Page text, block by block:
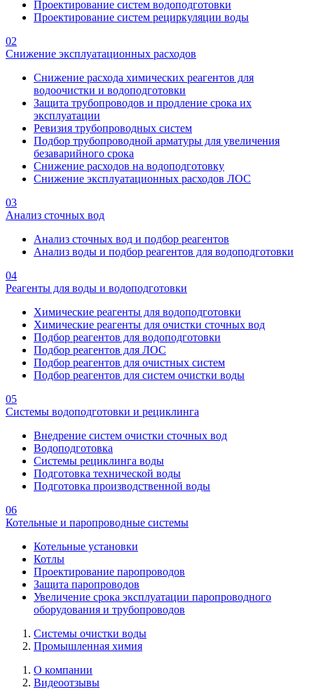
Проектирование систем водоподготовки
Проектирование систем рециркуляции воды
02
Снижение эксплуатационных расходов
Снижение расхода химических реагентов для
водоочистки и водоподготовки
Защита трубопроводов и продление срока их
эксплуатации
Ревизия трубопроводных систем
Подбор трубопроводной арматуры для увеличения
безаварийного срока
Снижение расходов на водоподготовку
Снижение эксплуатационных расходов ЛОС
03
Анализ сточных вод
Анализ сточных вод и подбор реагентов
Анализ воды и подбор реагентов для водоподготовки
04
Реагенты для воды и водоподготовки
Химические реагенты для водоподготовки
Химические реагенты для очистки сточных вод
Подбор реагентов для водоподготовки
Подбор реагентов для ЛОС
Подбор реагентов для очистных систем
Подбор реагентов для систем очистки воды
05
Системы водоподготовки и рециклинга
Внедрение систем очистки сточных вод
Водоподготовка
Системы рециклинга воды
Подготовка технической воды
Подготовка производственной воды
06
Котельные и паропроводные системы
Котельные установки
Котлы
Проектирование паропроводов
Защита паропроводов
Увеличение срока эксплуатации паропроводного
оборудования и трубопроводов
Системы очистки воды
Промышленная химия
О компании
Видеоотзывы